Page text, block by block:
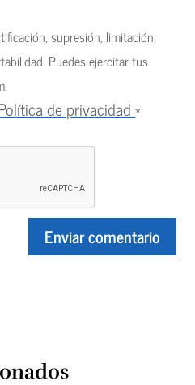
supresión, limitación,
Puedes ejercitar tus
.
de privacidad*